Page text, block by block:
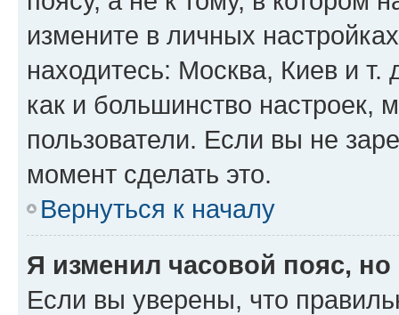
измените в личных
находитесь: Москва, Киев и т.
как и большинство настроек,
пользователи. Если вы не
момент сделать это.
Вернуться к началу
Я изменил часовой пояс,
Если вы уверены, что